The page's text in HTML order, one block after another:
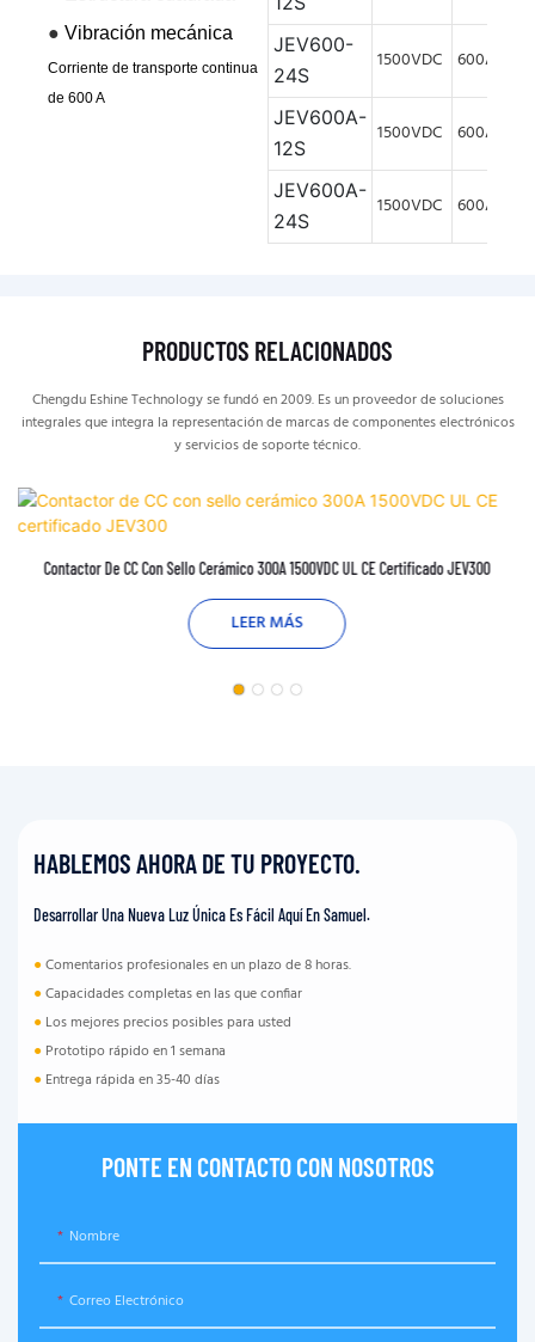
● Vibración mecánica
Corriente de transporte continua
de 600 A
JEV600-
24S
1500VDC 600A
JEV600A-
12S
1500VDC 600A
JEV600A-
24S
1500VDC 600A
PRODUCTOS RELACIONADOS
Chengdu Eshine Technology se fundó en 2009. Es un proveedor de soluciones
integrales que integra la representación de marcas de componentes electrónicos
y servicios de soporte técnico.
Contactor De CC Con Sello Cerámico 300A 1500VDC UL CE Certificado JEV300
LEER MÁS
HABLEMOS AHORA DE TU PROYECTO.
Desarrollar Una Nueva Luz Única Es Fácil Aquí En Samuel.
●Comentarios profesionales en un plazo de 8 horas.
●Capacidades completas en las que confiar
● Los mejores precios posibles para usted
● Prototipo rápido en 1 semana
● Entrega rápida en 35-40 días
PONTE EN CONTACTO CON NOSOTROS
Nombre
Correo Electrónico